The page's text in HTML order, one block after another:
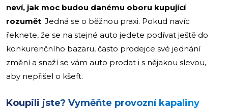
neví, jak moc budou danému oboru kupující
rozumět. Jedná se o běžnou praxi. Pokud navíc
řeknete, že se na stejné auto jedete podívat ještě do
konkurenčního bazaru, často prodejce své jednání
změní a snaží se vám auto prodat i s nějakou slevou,
aby nepřišel o kšeft.
Koupili jste? Vyměňte provozní kapaliny